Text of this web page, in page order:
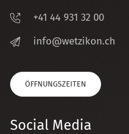
+41 44 931 32 00
nf
w tz k n ch
ÖFFNUNGSZEITEN
Social Media